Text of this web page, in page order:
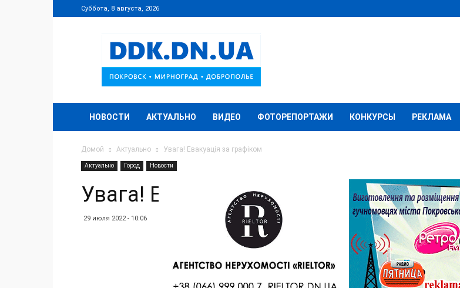
Суббота, 8 августа, 2026
DDK.DN.UA
НОВОСТИ АКТУАЛЬНО ВИДЕО ФОТОРЕПОРТАЖИ КОНКУРСЫ РЕКЛАМА
Домой Актуально Увага! Евакуація за графіком
Актуально Город Новости
Увага! Евакуація за графіком
29 июля 2022 - 10:06
Facebook Twitter Telegram